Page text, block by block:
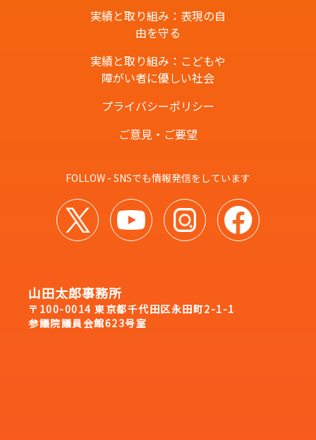
実績と取り組み：表現の自
由を守る
実績と取り組み：こどもや
障がい者に優しい社会
プライバシーポリシー
ご意見・ご要望
FOLLOW - SNSでも情報発信をしています
山田太郎事務所
〒100-0014 東京都千代田区永田町2-1-1
参議院議員会館623号室